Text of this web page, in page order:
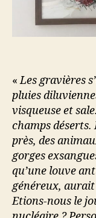
«Les gravières
pluies
visqueuse et
champs
près, des
gorges
qu’une louve
généreux,
Etions-nous le